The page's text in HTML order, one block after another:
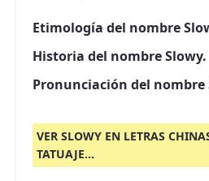
Etimología del nombre
Historia del nombre Slowy.
Pronunciación del nombre
VER SLOWY EN LETRAS
TATUAJE...